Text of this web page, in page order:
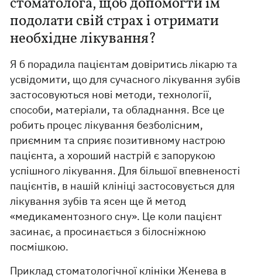
подолати свій страх і отримати
необхідне лікування?
Я б порадила пацієнтам довіритись лікарю та
усвідомити, що для сучасного лікування зубів
застосовуються нові методи, технології,
способи, матеріали, та обладнання. Все це
робить процес лікування безболісним,
приємним та сприяє позитивному настрою
пацієнта, а хороший настрій є запорукою
успішного лікування. Для більшої впевненості
пацієнтів, в нашій клініці застосовується для
лікування зубів та ясен ще й метод
«медикаментозного сну». Це коли пацієнт
засинає, а просинається з білосніжною
посмішкою.
Приклад стоматологічної клініки Женева в